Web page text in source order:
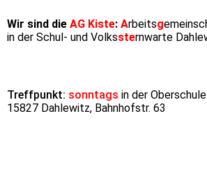
Wir sind die AG Kiste: Arbeitsg
in der Schul- und Volkssternwarte
Treffpunkt: sonntags in der
15827 Dahlewitz, Bahnhofstr. 63